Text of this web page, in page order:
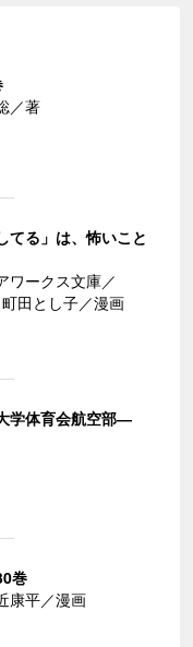
／著
てる」は、怖いこと
ワークス文庫／
田とし子／漫画
学体育会航空部―
巻
康平／漫画